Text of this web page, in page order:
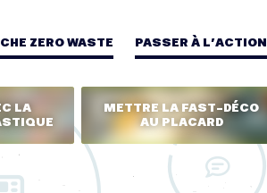
ZERO WASTE PASSER À L’ACTION
LA
METTRE LA FAST-DÉCO
AU PLACARD